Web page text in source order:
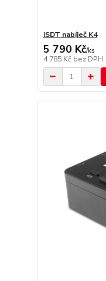
iSDT nabíječ K4
5 790 Kč/ks
4 785 Kč bez DPH